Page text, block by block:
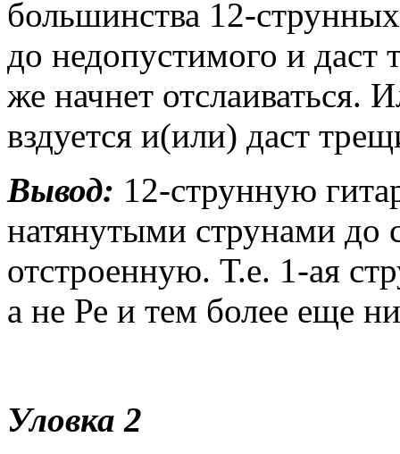
большинства 12-
до недопустимого и даст
же начнет отслаиваться.
вздуется и(или) даст
Вывод: 12-струнную
натянутыми струнами до
отстроенную. Т.е. 1-ая
а не Ре и тем более еще
Уловка 2